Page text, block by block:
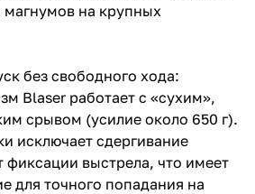
на крупных
без свободного хода:
Blaser работает с «сухим»,
срывом (усилие около 650 г).
исключает сдергивание
фиксации выстрела, что имеет
для точного попадания на